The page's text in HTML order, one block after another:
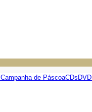
Campanha de PáscoaCDs DVD